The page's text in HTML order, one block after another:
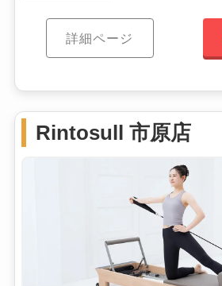
詳細ページ
Rintosull 市原店